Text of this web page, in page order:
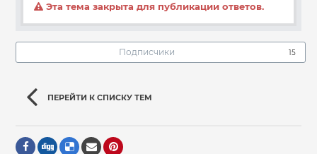
Эта тема закрыта для публикации ответов.
Подписчики 15
ПЕРЕЙТИ К СПИСКУ ТЕМ